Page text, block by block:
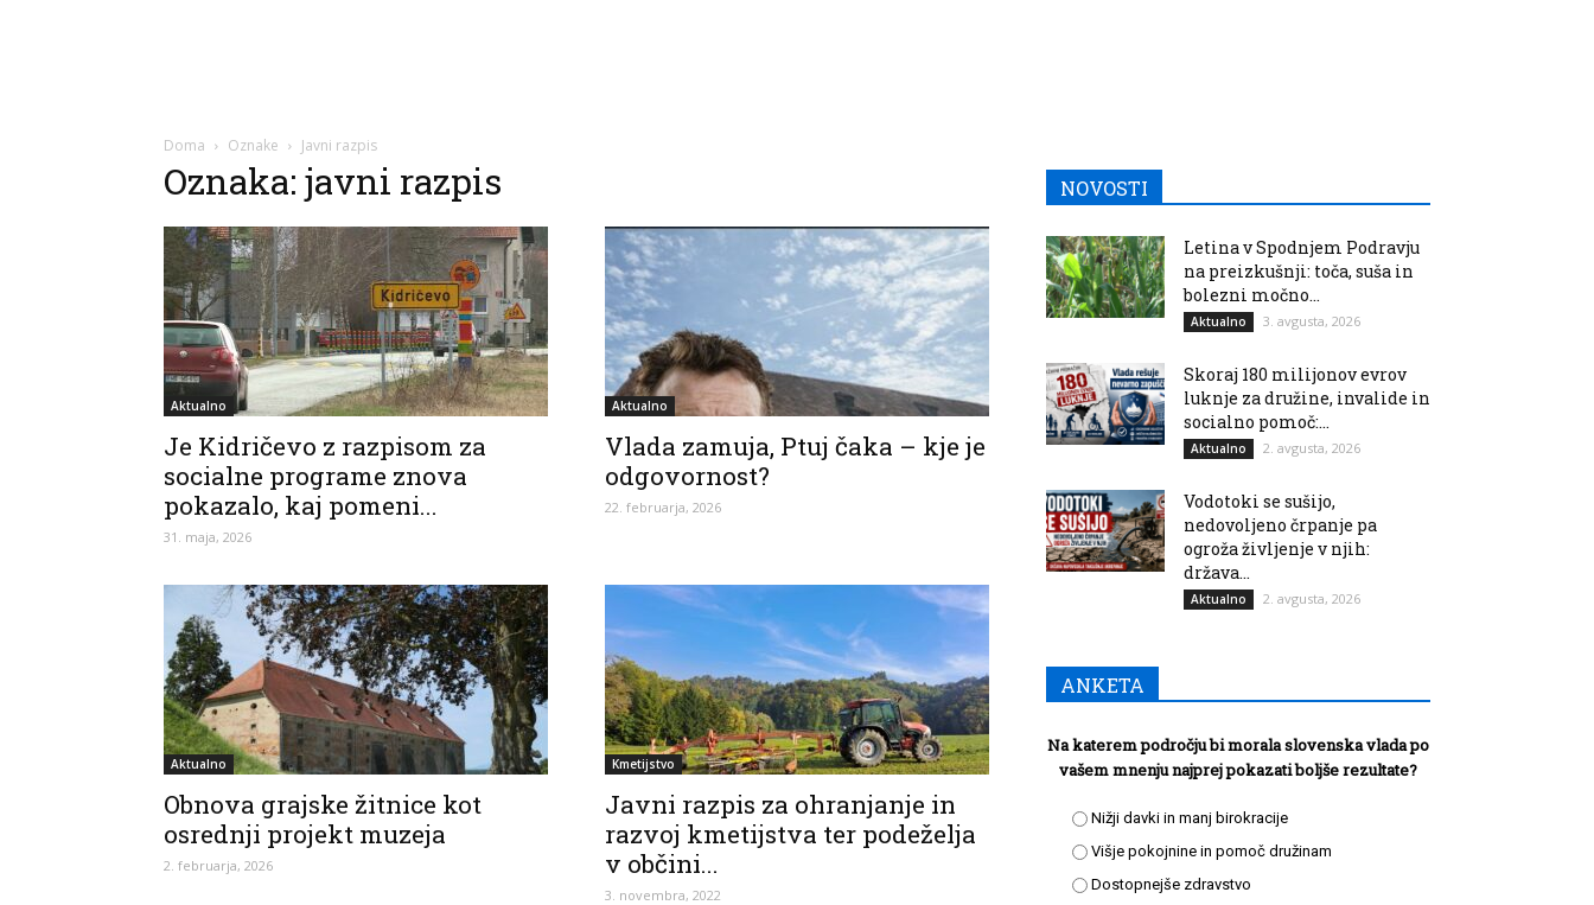
Doma Oznake Javni razpis
Oznaka: javni razpis
Aktualno
Je Kidričevo z razpisom za
socialne programe znova
pokazalo, kaj pomeni...
31. maja, 2026
Aktualno
Vlada zamuja, Ptuj čaka – kje je
odgovornost?
22. februarja, 2026
Aktualno
Obnova grajske žitnice kot
osrednji projekt muzeja
2. februarja, 2026
Kmetijstvo
Javni razpis za ohranjanje in
razvoj kmetijstva ter podeželja
v občini...
3. novembra, 2022
NOVOSTI
Letina v Spodnjem Podravju
na preizkušnji: toča, suša in
bolezni močno...
Aktualno 3. avgusta, 2026
Skoraj 180 milijonov evrov
luknje za družine, invalide in
socialno pomoč:...
Aktualno 2. avgusta, 2026
Vodotoki se sušijo,
nedovoljeno črpanje pa
ogroža življenje v njih:
država...
Aktualno 2. avgusta, 2026
ANKETA
Na katerem področju bi morala slovenska vlada po
vašem mnenju najprej pokazati boljše rezultate?
Nižji davki in manj birokracije
Višje pokojnine in pomoč družinam
Dostopnejše zdravstvo